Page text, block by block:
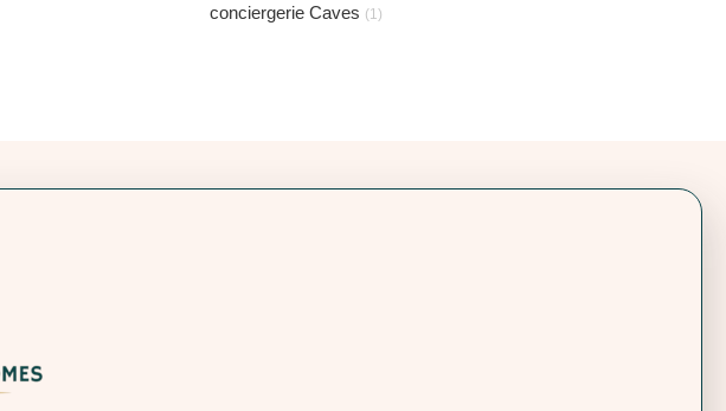
conciergerie Caves (1)